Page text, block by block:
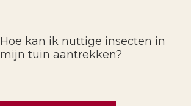
De beste coniferen planten
voor een haag: Thuja plicata
‘Martin’.